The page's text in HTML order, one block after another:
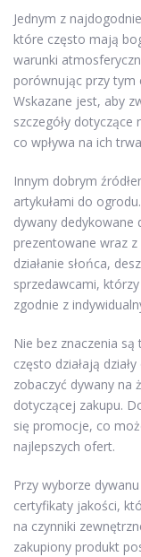
Jednym z
które często mają
warunki
porównując przy tym
Wskazane jest, aby
szczegóły dotyczące
co wpływa na ich
Innym dobrym
artykułami do
dywany dedykowane
prezentowane wraz
działanie słońca,
sprzedawcami,
zgodnie z
Nie bez znaczenia są
często działają
zobaczyć dywany na
dotyczącej zakupu.
się promocje, co
najlepszych ofert.
Przy wyborze
certyfikaty jakości,
na czynniki
zakupiony produkt